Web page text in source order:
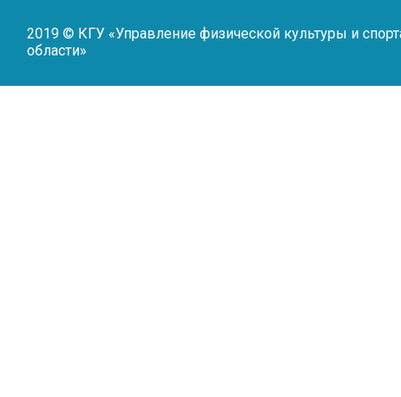
2019 © КГУ «Управление физической культуры и
области»